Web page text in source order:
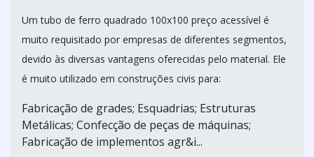
Um tubo de ferro quadrado 100x100 preço acessível é
muito requisitado por empresas de diferentes segmentos,
devido às diversas vantagens oferecidas pelo material. Ele
é muito utilizado em construções civis para:
Fabricação de grades; Esquadrias; Estruturas
Metálicas; Confecção de peças de máquinas;
Fabricação de implementos agr&i...